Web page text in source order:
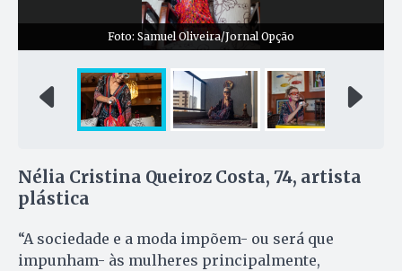
Foto: Samuel Oliveira/Jornal Opção
Nélia Cristina Queiroz Costa, 74, artista
plástica
“A sociedade e a moda impõem- ou será que
impunham- às mulheres principalmente,